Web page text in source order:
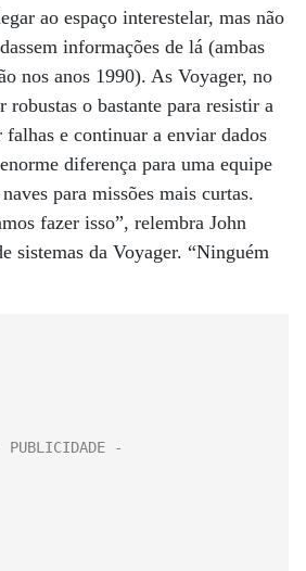
ao espaço interestelar, mas não
informações de lá (ambas
nos anos 1990). As Voyager, no
robustas o bastante para resistir a
falhas e continuar a enviar dados
diferença para uma equipe
para missões mais curtas.
fazer isso”, relembra John
sistemas da Voyager. “Ninguém